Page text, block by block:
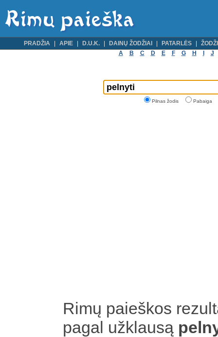
PRADŽIA APIE D.U.K. DAINŲ ŽODŽIAI PATARLĖS
A
B C D E F G H J
Pilnas žodis Pabaiga
Rimų paieškos
pagal užklausą peln